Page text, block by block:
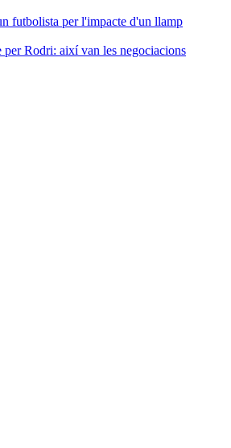
futbolista per l'impacte d'un llamp
per Rodri: així van les negociacions